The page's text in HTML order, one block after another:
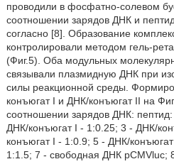
проводили в фосфатно-солевом
соотношении зарядов ДНК и
согласно [8]. Образование
контролировали методом гель-
(Фиг.5). Оба модульных
связывали плазмидную ДНК при
силы реакционной среды.
конъюгат I и ДНК/конъюгат II на
соотношении зарядов ДНК:
ДНК/конъюгат I - 1:0.25; 3 - ДНК/
конъюгат I - 1:0.9; 5 - ДНК/
1:1.5; 7 - свободная ДНК pCMVluc;